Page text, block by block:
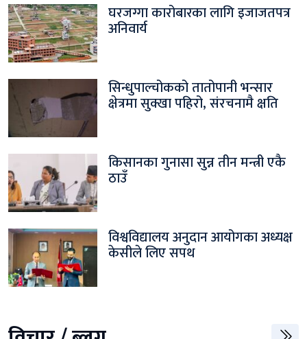
घरजग्गा कारोबारका लागि इजाजतपत्र
अनिवार्य
सिन्धुपाल्चोकको तातोपानी भन्सार
क्षेत्रमा सुक्खा पहिरो, संरचनामै क्षति
किसानका गुनासा सुन्न तीन मन्त्री एकै
ठाउँ
विश्वविद्यालय अनुदान आयोगका अध्यक्ष
केसीले लिए सपथ